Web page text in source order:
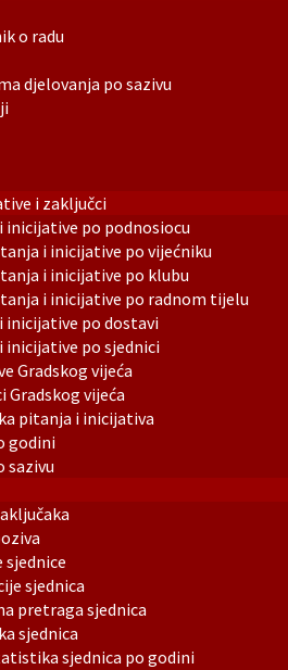
o radu
djelovanja po sazivu
i zaključci
inicijative po podnosiocu
i inicijative po vijećniku
i inicijative po klubu
i inicijative po radnom tijelu
inicijative po dostavi
inicijative po sjednici
Gradskog vijeća
Gradskog vijeća
pitanja i inicijativa
godini
sazivu
sjednice
sjednica
pretraga sjednica
sjednica
sjednica po godini